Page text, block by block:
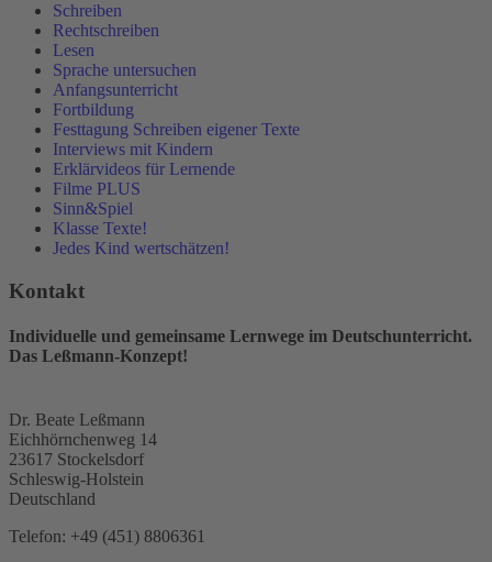
Schreiben
Rechtschreiben
Lesen
Sprache untersuchen
Anfangsunterricht
Fortbildung
Festtagung Schreiben eigener Texte
Interviews mit Kindern
Erklärvideos für Lernende
Filme PLUS
Sinn&Spiel
Klasse Texte!
Jedes Kind wertschätzen!
Kontakt
Individuelle und gemeinsame Lernwege im Deutschunterricht.
Das Leßmann-Konzept!
Dr. Beate Leßmann
Eichhörnchenweg 14
23617 Stockelsdorf
Schleswig-Holstein
Deutschland
Telefon: +49 (451) 8806361